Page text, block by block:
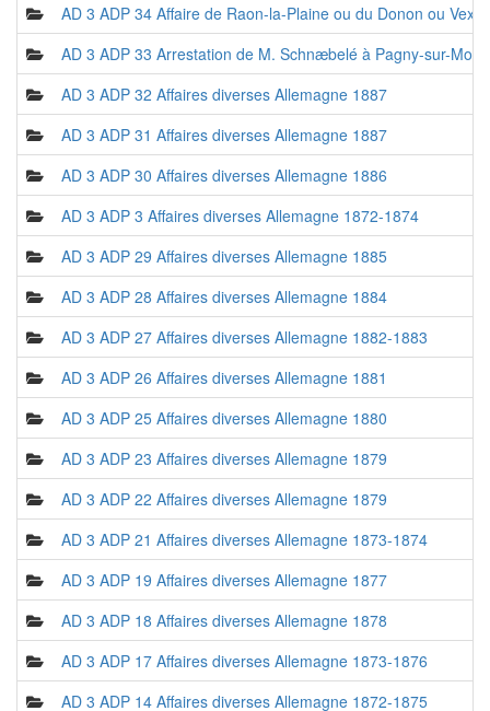
AD 3 ADP 34 Affaire de Raon-la-Plaine ou du Donon ou
AD 3 ADP 33 Arrestation de M. Schnæbelé à Pagny-sur-
AD 3 ADP 32 Affaires diverses Allemagne 1887
AD 3 ADP 31 Affaires diverses Allemagne 1887
AD 3 ADP 30 Affaires diverses Allemagne 1886
AD 3 ADP 3 Affaires diverses Allemagne 1872-1874
AD 3 ADP 29 Affaires diverses Allemagne 1885
AD 3 ADP 28 Affaires diverses Allemagne 1884
AD 3 ADP 27 Affaires diverses Allemagne 1882-1883
AD 3 ADP 26 Affaires diverses Allemagne 1881
AD 3 ADP 25 Affaires diverses Allemagne 1880
AD 3 ADP 23 Affaires diverses Allemagne 1879
AD 3 ADP 22 Affaires diverses Allemagne 1879
AD 3 ADP 21 Affaires diverses Allemagne 1873-1874
AD 3 ADP 19 Affaires diverses Allemagne 1877
AD 3 ADP 18 Affaires diverses Allemagne 1878
AD 3 ADP 17 Affaires diverses Allemagne 1873-1876
AD 3 ADP 14 Affaires diverses Allemagne 1872-1875